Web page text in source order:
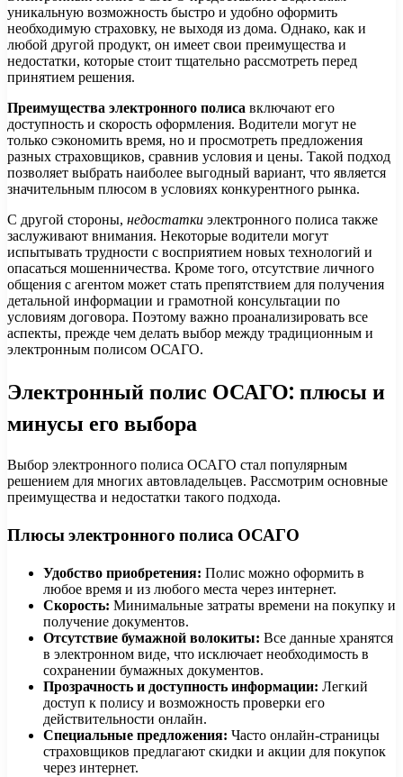
уникальную возможность быстро и удобно оформить
необходимую страховку, не выходя из дома. Однако, как и
любой другой продукт, он имеет свои преимущества и
недостатки, которые стоит тщательно рассмотреть перед
принятием решения.
Преимущества электронного полиса включают его
доступность и скорость оформления. Водители могут не
только сэкономить время, но и просмотреть предложения
разных страховщиков, сравнив условия и цены. Такой подход
позволяет выбрать наиболее выгодный вариант, что является
значительным плюсом в условиях конкурентного рынка.
С другой стороны, недостатки электронного полиса также
заслуживают внимания. Некоторые водители могут
испытывать трудности с восприятием новых технологий и
опасаться мошенничества. Кроме того, отсутствие личного
общения с агентом может стать препятствием для получения
детальной информации и грамотной консультации по
условиям договора. Поэтому важно проанализировать все
аспекты, прежде чем делать выбор между традиционным и
электронным полисом ОСАГО.
Электронный полис ОСАГО: плюсы и
минусы его выбора
Выбор электронного полиса ОСАГО стал популярным
решением для многих автовладельцев. Рассмотрим основные
преимущества и недостатки такого подхода.
Плюсы электронного полиса ОСАГО
Удобство приобретения: Полис можно оформить в
любое время и из любого места через интернет.
Скорость: Минимальные затраты времени на покупку и
получение документов.
Отсутствие бумажной волокиты: Все данные хранятся
в электронном виде, что исключает необходимость в
сохранении бумажных документов.
Прозрачность и доступность информации: Легкий
доступ к полису и возможность проверки его
действительности онлайн.
Специальные предложения: Часто онлайн-страницы
страховщиков предлагают скидки и акции для покупок
через интернет.